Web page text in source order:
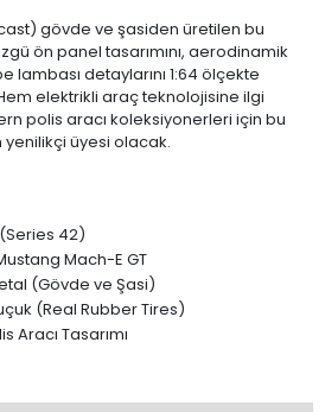
gövde ve şasiden üretilen bu
ön panel tasarımını, aerodinamik
lambası detaylarını 1:64 ölçekte
elektrikli araç teknolojisine ilgi
polis aracı koleksiyonerleri için bu
üyesi olacak.
42)
Mach-E GT
(Gövde ve Şasi)
(Real Rubber Tires)
Aracı Tasarımı